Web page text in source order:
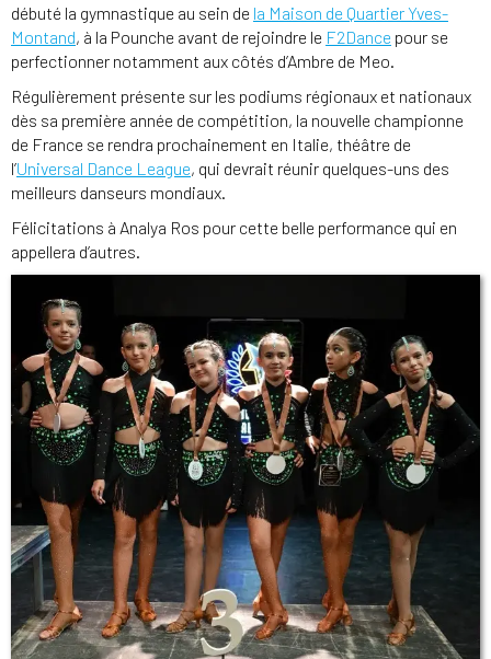
débuté la gymnastique au sein de la Maison de Quartier Yves-
Montand, à la Pounche avant de rejoindre le F2Dance pour se
perfectionner notamment aux côtés d’Ambre de Meo.
Régulièrement présente sur les podiums régionaux et nationaux
dès sa première année de compétition, la nouvelle championne
de France se rendra prochainement en Italie, théâtre de
l’Universal Dance League, qui devrait réunir quelques-uns des
meilleurs danseurs mondiaux.
Félicitations à Analya Ros pour cette belle performance qui en
appellera d’autres.